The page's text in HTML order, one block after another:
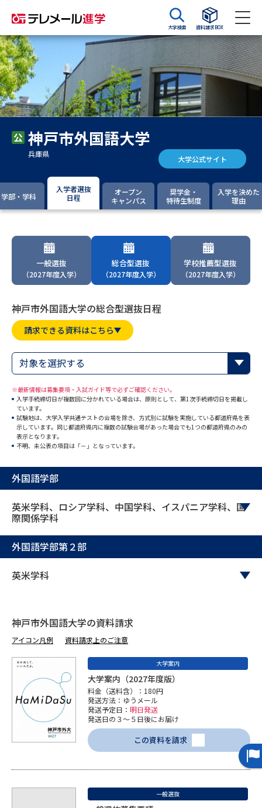
大学検索 資料請求BOX
資料請求 資料検索
大学・短大の資料種類から請求
大学パンフ 学部・学科パンフ
集要項＆願書
大学入学共通テスト利用選抜の
過去問題集
大学・短大以外の資料から請求
専門学校の資料請求 大学院の資料請求
大学入学共通テスト「受験上の
配慮案内」の請求
幼稚園教員資格認定試験
高等学校（情報）教員資格認定
試験
大学で学べる内容や特徴を調べる
新増設大学・学部・学科特集
国際・グローバルに強い大学特
データサイエンス特集
デジタルパンフレット
（高3生用）
SELFBRAND特集ページ
オープンキャンパスなどを調べる
オープンキャンパス検索 実施プログラムから探す
来場型・Web型イベント特集 夢ナビライブ
受験準備 資料検索
神戸市外国語大学
兵庫県 大学公式サイト
学部・学科
入学者選抜
日程
オープン
キャンパス
奨学金・
特待生制度
入学を決めた
理由
一般選抜
（2027年度入学）
総合型選抜
（2027年度入学）
学校推薦型選抜
（2027年度入学）
神戸市外国語大学の総合型選抜日程
請求できる資料はこちら
対象を選択する
※最新情報は募集要項・入試ガイド等で必ずご確認ください。
入学手続締切日が複数回に分かれている場合は、原則として、第1次手続締切日を掲載し
ています。
試験地は、大学入学共通テストの会場を除き、方式別に試験を実施している都道府県を表
示しています。同じ都道府県内に複数の試験会場があった場合でも1つの都道府県のみの
表示となります。
不明、未公表の項目は「－」となっています。
外国語学部
英米学科、ロシア学科、中国学科、イスパニア学科、国
際関係学科
外国語学部第２部
英米学科
神戸市外国語大学の資料請求
アイコン凡例 資料請求上のご注意
大学案内
大学案内（2027年度版）
料金（送料含）：180円
発送方法：ゆうメール
発送予定日： 明日発送
発送日の３～５日後にお届け
この資料を請求
一般選抜